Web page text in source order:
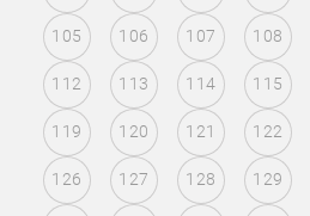
105 106 107 108
112 113 114 115
119 120 121 122
126 127 128 129